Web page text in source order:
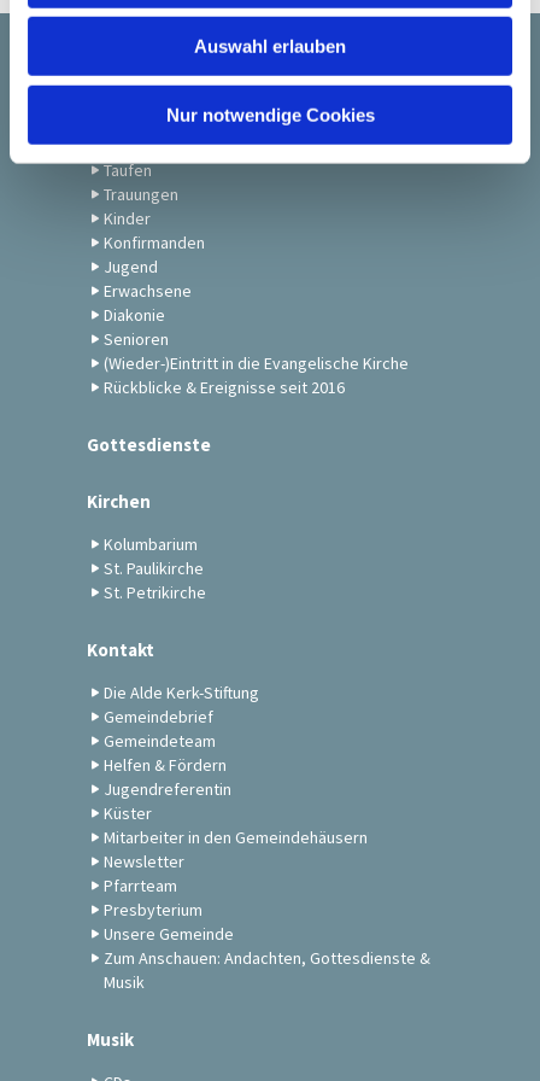
Auswahl erlauben
Nur notwendige Cookies
Startseite
Gemeindeleben
Taufen
Trauungen
Kinder
Konfirmanden
Jugend
Erwachsene
Diakonie
Senioren
(Wieder-)Eintritt in die Evangelische Kirche
Rückblicke & Ereignisse seit 2016
Gottesdienste
Kirchen
Kolumbarium
St. Paulikirche
St. Petrikirche
Kontakt
Die Alde Kerk-Stiftung
Gemeindebrief
Gemeindeteam
Helfen & Fördern
Jugendreferentin
Küster
Mitarbeiter in den Gemeindehäusern
Newsletter
Pfarrteam
Presbyterium
Unsere Gemeinde
Zum Anschauen: Andachten, Gottesdienste &
Musik
Musik